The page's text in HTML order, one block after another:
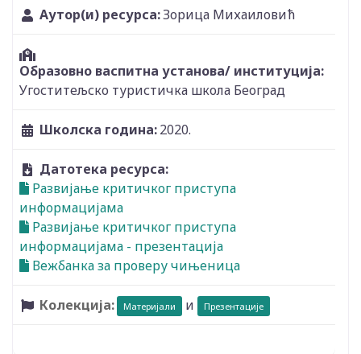
Аутор(и) ресурса:Зорица Михаиловић
Образовно васпитна установа/ институција:
Угоститељско туристичка школа Београд
Школска година:2020.
Датотека ресурса:
Развијање критичког приступа
информацијама
Развијање критичког приступа
информацијама - презентација
Вежбанка за проверу чињеница
Колекција: Материјали и Презентације